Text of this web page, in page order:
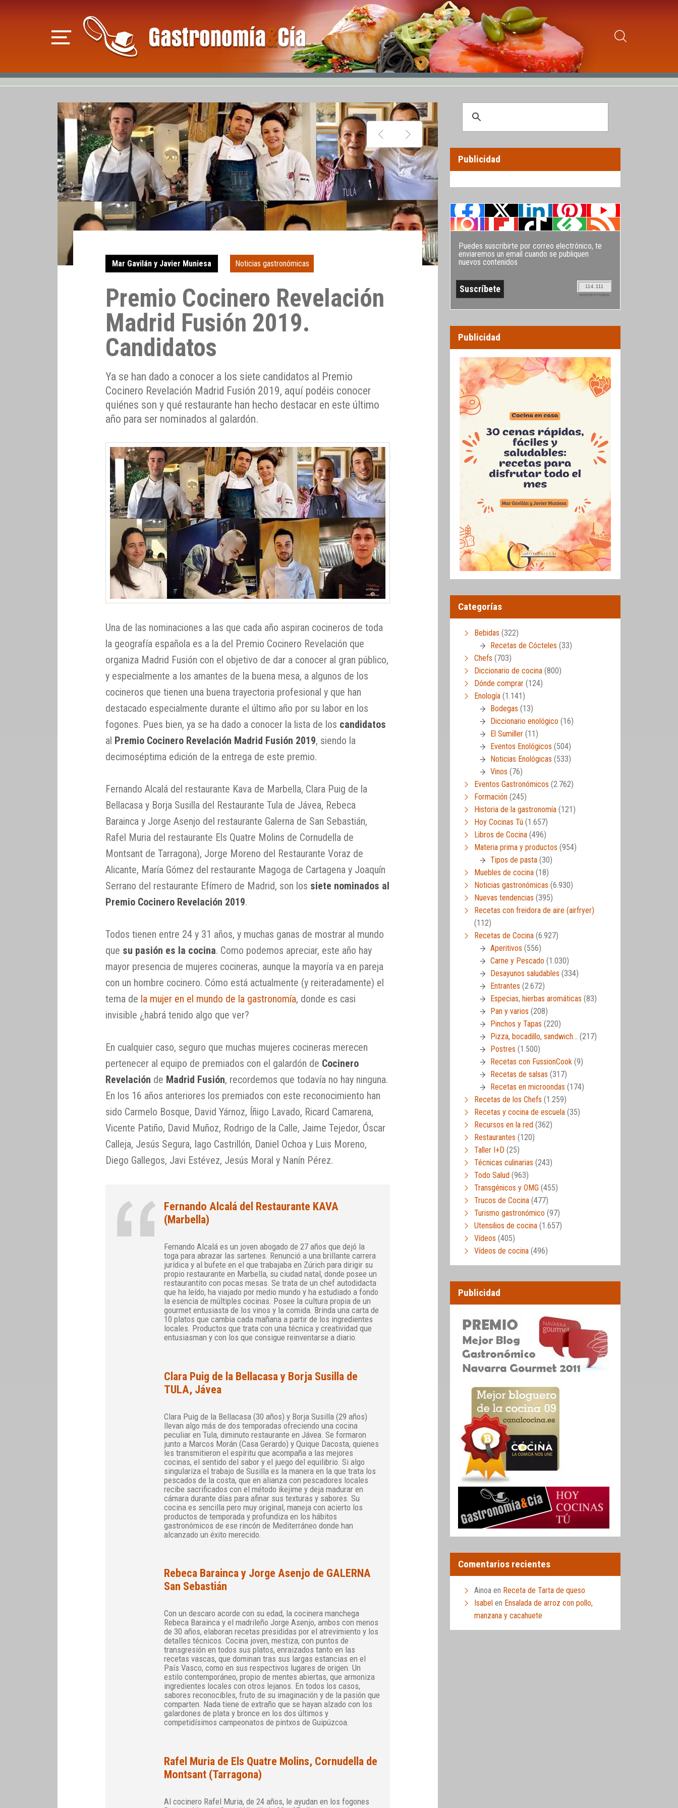
Mar Gavilán y Javier Muniesa Noticias gastronómicas
Premio Cocinero Revelación
Madrid Fusión 2019.
Candidatos
Ya se han dado a conocer a los siete candidatos al Premio
Cocinero Revelación Madrid Fusión 2019, aquí podéis conocer
quiénes son y qué restaurante han hecho destacar en este último
año para ser nominados al galardón.
Una de las nominaciones a las que cada año aspiran cocineros de toda
la geografía española es a la del Premio Cocinero Revelación que
organiza Madrid Fusión con el objetivo de dar a conocer al gran público,
y especialmente a los amantes de la buena mesa, a algunos de los
cocineros que tienen una buena trayectoria profesional y que han
destacado especialmente durante el último año por su labor en los
fogones. Pues bien, ya se ha dado a conocer la lista de los candidatos
al Premio Cocinero Revelación Madrid Fusión 2019, siendo la
decimoséptima edición de la entrega de este premio.
Fernando Alcalá del restaurante Kava de Marbella, Clara Puig de la
Bellacasa y Borja Susilla del Restaurante Tula de Jávea, Rebeca
Barainca y Jorge Asenjo del restaurante Galerna de San Sebastián,
Rafel Muria del restaurante Els Quatre Molins de Cornudella de
Montsant de Tarragona), Jorge Moreno del Restaurante Voraz de
Alicante, María Gómez del restaurante Magoga de Cartagena y Joaquín
Serrano del restaurante Efímero de Madrid, son los siete nominados al
Premio Cocinero Revelación 2019.
Todos tienen entre 24 y 31 años, y muchas ganas de mostrar al mundo
que su pasión es la cocina. Como podemos apreciar, este año hay
mayor presencia de mujeres cocineras, aunque la mayoría va en pareja
con un hombre cocinero. Cómo está actualmente (y reiteradamente) el
tema de la mujer en el mundo de la gastronomía, donde es casi
invisible ¿habrá tenido algo que ver?
En cualquier caso, seguro que muchas mujeres cocineras merecen
pertenecer al equipo de premiados con el galardón de Cocinero
Revelación de Madrid Fusión, recordemos que todavía no hay ninguna.
En los 16 años anteriores los premiados con este reconocimiento han
sido Carmelo Bosque, David Yárnoz, Íñigo Lavado, Ricard Camarena,
Vicente Patiño, David Muñoz, Rodrigo de la Calle, Jaime Tejedor, Óscar
Calleja, Jesús Segura, Iago Castrillón, Daniel Ochoa y Luis Moreno,
Diego Gallegos, Javi Estévez, Jesús Moral y Nanín Pérez.
Fernando Alcalá del Restaurante KAVA
(Marbella)
Fernando Alcalá es un joven abogado de 27 años que dejó la
toga para abrazar las sartenes. Renunció a una brillante carrera
jurídica y al bufete en el que trabajaba en Zúrich para dirigir su
propio restaurante en Marbella, su ciudad natal, donde posee un
restaurantito con pocas mesas. Se trata de un chef autodidacta
que ha leído, ha viajado por medio mundo y ha estudiado a fondo
la esencia de múltiples cocinas. Posee la cultura propia de un
gourmet entusiasta de los vinos y la comida. Brinda una carta de
10 platos que cambia cada mañana a partir de los ingredientes
locales. Productos que trata con una técnica y creatividad que
entusiasman y con los que consigue reinventarse a diario.
Clara Puig de la Bellacasa y Borja Susilla de
TULA, Jávea
Clara Puig de la Bellacasa (30 años) y Borja Susilla (29 años)
llevan algo más de dos temporadas ofreciendo una cocina
peculiar en Tula, diminuto restaurante en Jávea. Se formaron
junto a Marcos Morán (Casa Gerardo) y Quique Dacosta, quienes
les transmitieron el espíritu que acompaña a las mejores
cocinas, el sentido del sabor y el juego del equilibrio. Si algo
singulariza el trabajo de Susilla es la manera en la que trata los
pescados de la costa, que en alianza con pescadores locales
recibe sacrificados con el método ikejime y deja madurar en
cámara durante días para afinar sus texturas y sabores. Su
cocina es sencilla pero muy original, maneja con acierto los
productos de temporada y profundiza en los hábitos
gastronómicos de ese rincón de Mediterráneo donde han
alcanzado un éxito merecido.
Rebeca Barainca y Jorge Asenjo de GALERNA
San Sebastián
Con un descaro acorde con su edad, la cocinera manchega
Rebeca Barainca y el madrileño Jorge Asenjo, ambos con menos
de 30 años, elaboran recetas presididas por el atrevimiento y los
detalles técnicos. Cocina joven, mestiza, con puntos de
transgresión en todos sus platos, enraizados tanto en las
recetas vascas, que dominan tras sus largas estancias en el
País Vasco, como en sus respectivos lugares de origen. Un
estilo contemporáneo, propio de mentes abiertas, que armoniza
ingredientes locales con otros lejanos. En todos los casos,
sabores reconocibles, fruto de su imaginación y de la pasión que
comparten. Nada tiene de extraño que se hayan alzado con los
galardones de plata y bronce en los dos últimos y
competidísimos campeonatos de pintxos de Guipúzcoa.
Rafel Muria de Els Quatre Molins, Cornudella de
Montsant (Tarragona)
Al cocinero Rafel Muria, de 24 años, le ayudan en los fogones
Publicidad
Puedes suscribirte por correo electrónico, te
enviaremos un email cuando se publiquen
nuevos contenidos
114.111
SUSCRIPTORES
Publicidad
Categorías
Bebidas (322)
Recetas de Cócteles (33)
Chefs (703)
Diccionario de cocina (800)
Dónde comprar (124)
Enología (1.141)
Bodegas (13)
Diccionario enológico (16)
El Sumiller (11)
Eventos Enológicos (504)
Noticias Enológicas (533)
Vinos (76)
Eventos Gastronómicos (2.762)
Formación (245)
Historia de la gastronomía (121)
Hoy Cocinas Tú (1.657)
Libros de Cocina (496)
Materia prima y productos (954)
Tipos de pasta (30)
Muebles de cocina (18)
Noticias gastronómicas (6.930)
Nuevas tendencias (395)
Recetas con freidora de aire (airfryer)
(112)
Recetas de Cocina (6.927)
Aperitivos (556)
Carne y Pescado (1.030)
Desayunos saludables (334)
Entrantes (2.672)
Especias, hierbas aromáticas (83)
Pan y varios (208)
Pinchos y Tapas (220)
Pizza, bocadillo, sandwich… (217)
Postres (1.500)
Recetas con FussionCook (9)
Recetas de salsas (317)
Recetas en microondas (174)
Recetas de los Chefs (1.259)
Recetas y cocina de escuela (35)
Recursos en la red (362)
Restaurantes (120)
Taller I+D (25)
Técnicas culinarias (243)
Todo Salud (963)
Transgénicos y OMG (455)
Trucos de Cocina (477)
Turismo gastronómico (97)
Utensilios de cocina (1.657)
Vídeos (405)
Vídeos de cocina (496)
Publicidad
Comentarios recientes
Ainoa en Receta de Tarta de queso
Isabel en Ensalada de arroz con pollo,
manzana y cacahuete